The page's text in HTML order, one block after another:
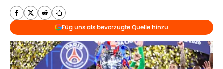
Füg uns als bevorzugte Quelle hinzu